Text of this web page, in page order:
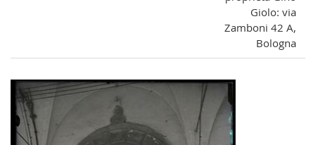
Giolo: via
Zamboni 42 A,
Bologna